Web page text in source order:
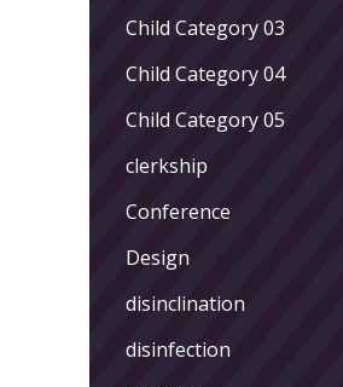
Child Category 03
Child Category 04
Child Category 05
clerkship
Conference
Design
disinclination
disinfection